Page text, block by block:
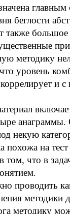
беглости
также
методику
уровень
и
некую
похожа на
том, что в
проводить
методики
методику